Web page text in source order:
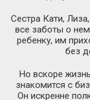
Сестра Кати,
все заботы о
ребенку, им
без
Но вскоре
знакомится с
Он искренне